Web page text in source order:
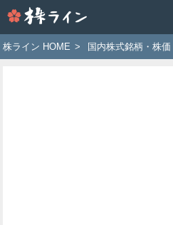
イ
ン
株ライン HOME > 国内株式銘柄・株価